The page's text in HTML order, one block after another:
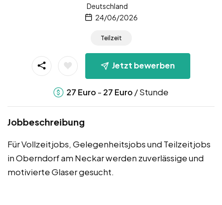
Deutschland
24/06/2026
Teilzeit
Jetzt bewerben
27 Euro - 27 Euro / Stunde
Jobbeschreibung
Für Vollzeitjobs, Gelegenheitsjobs und Teilzeitjobs
in Oberndorf am Neckar werden zuverlässige und
motivierte Glaser gesucht.